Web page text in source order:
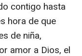
contigo hasta
hora de que
de niña,
amor a Dios, el